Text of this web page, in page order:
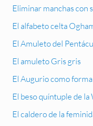
Eliminar manchas con
El alfabeto celta
El Amuleto del
El amuleto Gris gris
El Augurio como
El beso quíntuple de la
El caldero de la